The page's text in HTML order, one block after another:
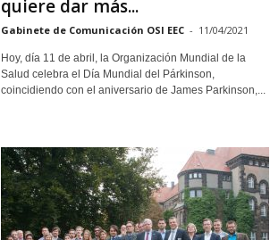
quiere dar más...
Gabinete de Comunicación OSI EEC - 11/04/2021
Hoy, día 11 de abril, la Organización Mundial de la
Salud celebra el Día Mundial del Párkinson,
coincidiendo con el aniversario de James Parkinson,...